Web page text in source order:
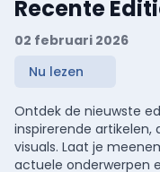
Recente
02 februari 2026
Nu lezen
Ontdek de nieuwste
inspirerende
visuals. Laat je
actuele onderwerpen